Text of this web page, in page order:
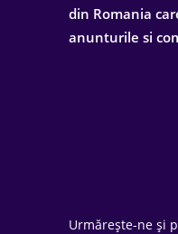
din Romania
anunturile si
Urmărește-ne și